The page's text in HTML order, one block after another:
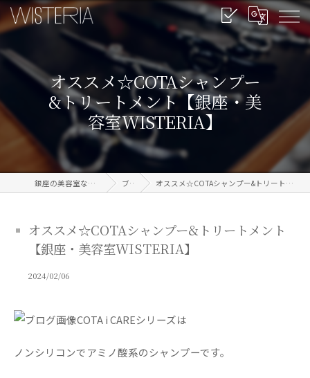
オススメ☆COTAシャンプー
&トリートメント【銀座・美
容室WISTERIA】
銀座の美容室なら信頼のWISTERIA ブログ オススメ☆COTAシャンプー&トリートメント【銀座・美容室WISTERIA】
オススメ☆COTAシャンプー&トリートメント
【銀座・美容室WISTERIA】
2024/02/06
COTA i CAREシリーズは
ノンシリコンでアミノ酸系のシャンプーです。